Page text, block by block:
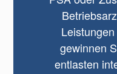
gewinnen
entlasten